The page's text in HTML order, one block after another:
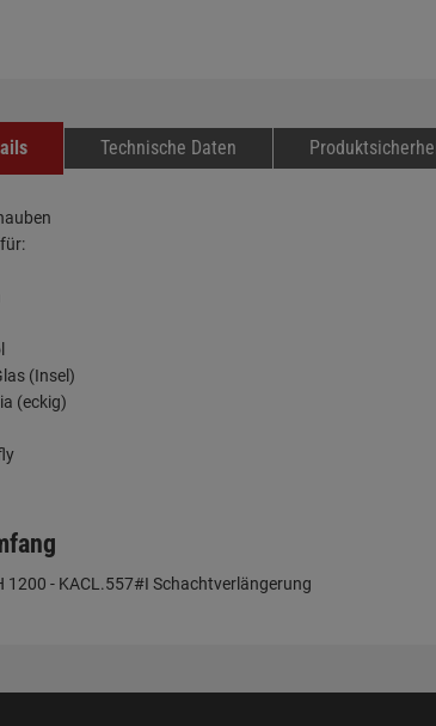
Technische Daten
(Insel)
(eckig)
1200 - KACL.557#I Schachtverlängerung